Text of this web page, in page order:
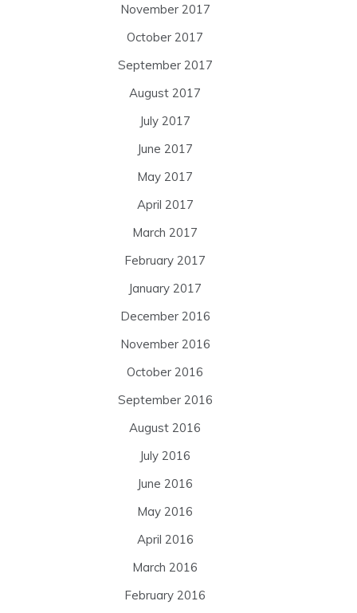
November 2017
October 2017
September 2017
August 2017
July 2017
June 2017
May 2017
April 2017
March 2017
February 2017
January 2017
December 2016
November 2016
October 2016
September 2016
August 2016
July 2016
June 2016
May 2016
April 2016
March 2016
February 2016